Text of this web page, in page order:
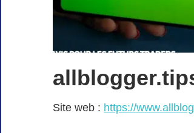
Site web : https://